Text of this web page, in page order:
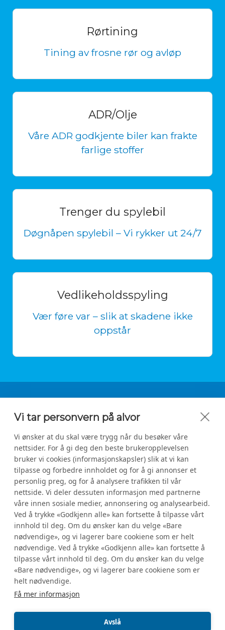
Vi tar personvern på alvor
Vi ønsker at du skal være trygg når du besøker våre
nettsider. For å gi deg den beste brukeropplevelsen
bruker vi cookies (informasjonskapsler) slik at vi kan
tilpasse og forbedre innholdet og for å gi annonser et
personlig preg, og for å analysere trafikken til vår
nettside. Vi deler dessuten informasjon med partnerne
våre innen sosiale medier, annonsering og analysearbeid.
Ved å trykke «Godkjenn alle» kan fortsette å tilpasse vårt
innhold til deg. Om du ønsker kan du velge «Bare
nødvendige», og vi lagerer bare cookiene som er helt
nødvendige. Ved å trykke «Godkjenn alle» kan fortsette å
tilpasse vårt innhold til deg. Om du ønsker kan du velge
«Bare nødvendige», og vi lagerer bare cookiene som er
helt nødvendige.
Få mer informasjon
Avslå
Rørtining
Tining av frosne rør og avløp
ADR/Olje
Våre ADR godkjente biler kan frakte
farlige stoffer
Trenger du spylebil
Døgnåpen spylebil – Vi rykker ut 24/7
Vedlikeholdsspyling
Vær føre var – slik at skadene ikke
oppstår
Kontakt oss
Tette Avløp AS
Org.nr: 919888881
930 00 461
post@tette.no
Kontaktskjema